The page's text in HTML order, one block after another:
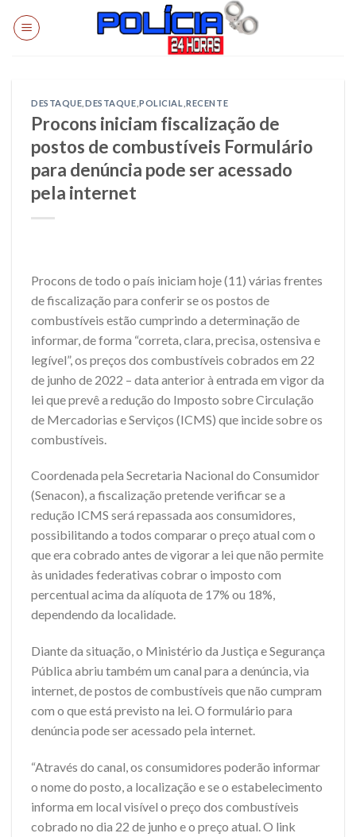
DESTAQUE ,DESTAQUE ,POLICIAL ,RECENTE
Procons iniciam fiscalização de
postos de combustíveis Formulário
para denúncia pode ser acessado
pela internet
Procons de todo o país iniciam hoje (11) várias frentes
de fiscalização para conferir se os postos de
combustíveis estão cumprindo a determinação de
informar, de forma “correta, clara, precisa, ostensiva e
legível”, os preços dos combustíveis cobrados em 22
de junho de 2022 – data anterior à entrada em vigor da
lei que prevê a redução do Imposto sobre Circulação
de Mercadorias e Serviços (ICMS) que incide sobre os
combustíveis.
Coordenada pela Secretaria Nacional do Consumidor
(Senacon), a fiscalização pretende verificar se a
redução ICMS será repassada aos consumidores,
possibilitando a todos comparar o preço atual com o
que era cobrado antes de vigorar a lei que não permite
às unidades federativas cobrar o imposto com
percentual acima da alíquota de 17% ou 18%,
dependendo da localidade.
Diante da situação, o Ministério da Justiça e Segurança
Pública abriu também um canal para a denúncia, via
internet, de postos de combustíveis que não cumpram
com o que está previsto na lei. O formulário para
denúncia pode ser acessado pela internet.
“Através do canal, os consumidores poderão informar
o nome do posto, a localização e se o estabelecimento
informa em local visível o preço dos combustíveis
cobrado no dia 22 de junho e o preço atual. O link